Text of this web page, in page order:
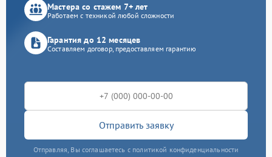
Мастера со стажем 7+ лет
Работаем с техникой любой сложности
Гарантия до 12 месяцев
Составляем договор, предоставляем гарантию
Отправить заявку
Отправляя, Вы соглашаетесь с политикой конфиденциальности